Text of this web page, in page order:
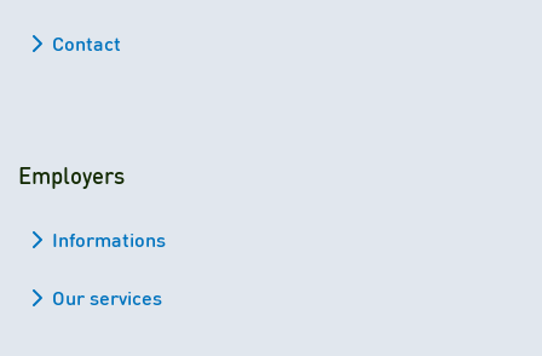
Contact
Employers
Informations
Our services